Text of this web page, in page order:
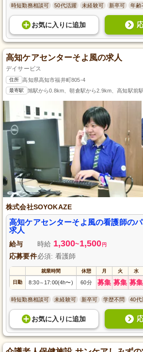
時短勤務相談可 50代活躍 未経験可 新卒可 年齢
お気に入り に追加
高知ケアセンターそよ風の求人
デイサービス
住所 高知県高知市福井町805-4
最寄駅 旭駅から0.8km、朝倉駅から2.9km、高知駅前
株式会社SOYOKAZE
高知ケアセンターそよ風の看護師の
求人
給与 時給 1,300~1,500 円
応募要件必須: 看護師
就業時間 休憩 月 火 水
日勤 8:30～ 17:00(4h〜) 60分 募集 募集 募集
時短勤務相談可 未経験可 新卒可 学歴不問 40代
お気に入り に追加